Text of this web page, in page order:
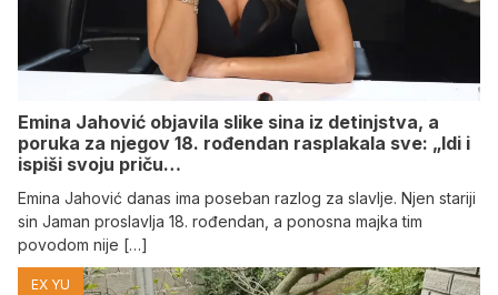
Emina Jahović objavila slike sina iz detinjstva, a
poruka za njegov 18. rođendan rasplakala sve: „Idi i
ispiši svoju priču…
Emina Jahović danas ima poseban razlog za slavlje. Njen stariji
sin Jaman proslavlja 18. rođendan, a ponosna majka tim
povodom nije […]
EX YU